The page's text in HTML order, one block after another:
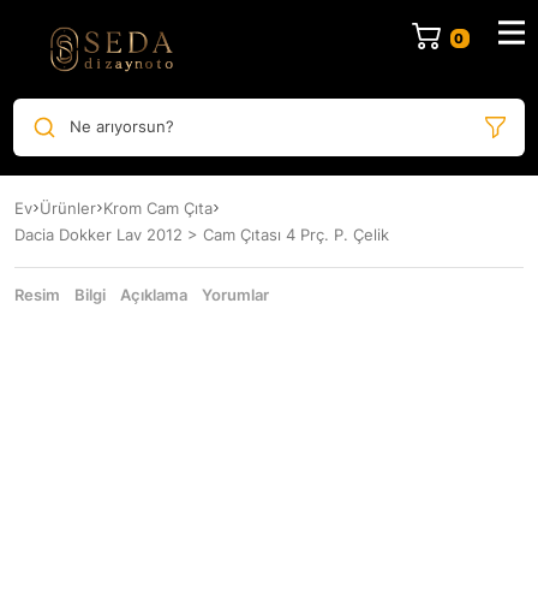
Ne arıyorsun?
Ev Ürünler Krom Cam Çıta
Dacia Dokker Lav 2012 > Cam Çıtası 4 Prç. P. Çelik
Resim Bilgi Açıklama Yorumlar